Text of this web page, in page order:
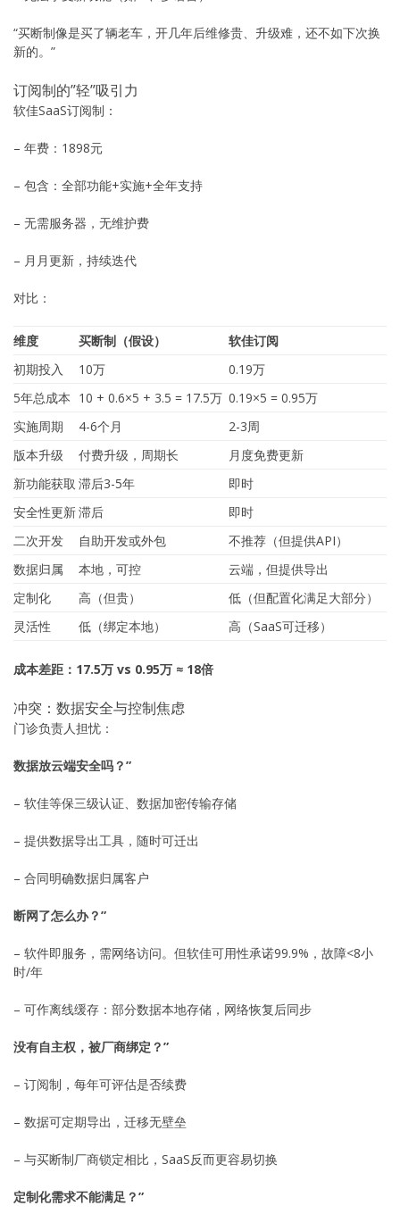
“买断制像是买了辆老车，开几年后维修贵、升级难，还不如下次换
新的。”
订阅制的”轻”吸引力
软佳SaaS订阅制：
– 年费：1898元
– 包含：全部功能+实施+全年支持
– 无需服务器，无维护费
– 月月更新，持续迭代
对比：
维度 买断制（假设）
软佳订阅
初期投入
10万
0.19万
5年总成本 10 + 0.6×5 + 3.5 = 17.5万 0.19×5 = 0.95万
实施周期
4-6个月
2-3周
版本升级
付费升级，周期长
月度免费更新
新功能获取 滞后3-5年
即时
安全性更新滞后
即时
二次开发
自助开发或外包
不推荐（但提供API）
数据归属
本地，可控
云端，但提供导出
定制化
高（但贵）
低（但配置化满足大部分）
灵活性
低（绑定本地） 高（SaaS可迁移）
成本差距：17.5万 vs 0.95万 ≈ 18倍
冲突：数据安全与控制焦虑
门诊负责人担忧：
数据放云端安全吗？”
– 软佳等保三级认证、数据加密传输存储
– 提供数据导出工具，随时可迁出
– 合同明确数据归属客户
断网了怎么办？”
– 软件即服务，需网络访问。但软佳可用性承诺99.9%，故障<8小
时/年
– 可作离线缓存：部分数据本地存储，网络恢复后同步
没有自主权，被厂商绑定？”
– 订阅制，每年可评估是否续费
– 数据可定期导出，迁移无壁垒
– 与买断制厂商锁定相比，SaaS反而更容易切换
定制化需求不能满足？”